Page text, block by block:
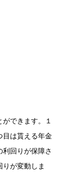
できます。１
目は貰える年金
回りが保障さ
が変動しま